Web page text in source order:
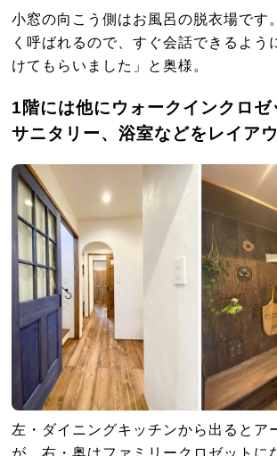
小窓の向こう側はお風呂の脱衣場です
く呼ばれるので、すぐ会話できるよう
けてもらいました」と奥様。
1階には他にウォークインクロゼ
サニタリー、浴室などをレイア
左・ダイニングキッチンから出るとア
が。右・奥はファミリークロゼットに